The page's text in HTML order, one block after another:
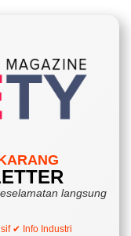
langsung
✔ Info Industri